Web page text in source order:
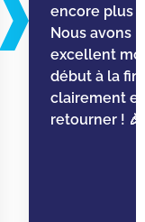
encore plus
Nous avons
excellent
début à la
clairement
retourner ! 🎉